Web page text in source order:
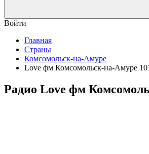
Войти
Главная
Страны
Комсомольск-на-Амуре
Love фм Комсомольск-на-Амуре
Радио Love фм